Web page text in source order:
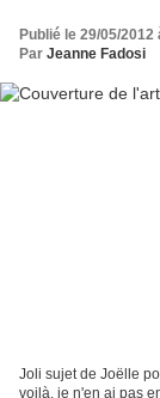
Publié le 29/05/2012
Par Jeanne Fadosi
Joli sujet de Joëlle
voilà, je n'en ai pas